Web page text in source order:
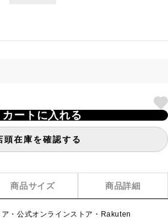
カートに入れる
頭在庫を確認する
商品サイズ 商品詳細
・公式オンラインストア・Rakuten